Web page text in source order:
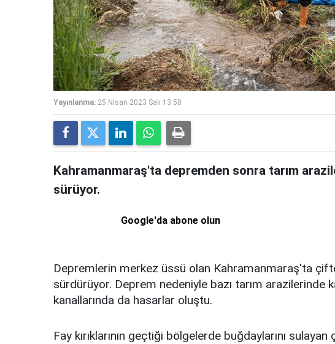
Yayınlanma: 25 Nisan 2023 Salı 13:50
Kahramanmaraş'ta depremden sonra tarım
sürüyor.
Google'da abone olun
Depremlerin merkez üssü olan Kahramanmaraş'ta
sürdürüyor. Deprem nedeniyle bazı tarım arazilerinde
kanallarında da hasarlar oluştu.
Fay kırıklarının geçtiği bölgelerde buğdaylarını